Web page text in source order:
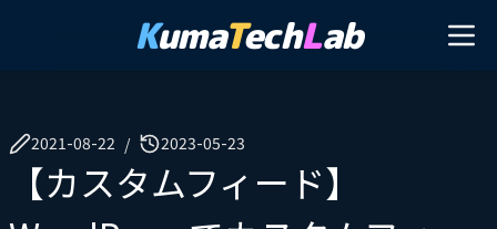
KumaTechLab
2021-08-22 / 2023-05-23
【カスタムフィード】